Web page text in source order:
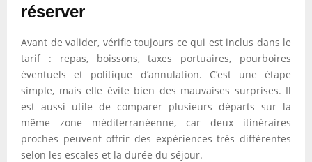
réserver
Avant de valider, vérifie toujours ce qui est inclus dans le
tarif : repas, boissons, taxes portuaires, pourboires
éventuels et politique d’annulation. C’est une étape
simple, mais elle évite bien des mauvaises surprises. Il
est aussi utile de comparer plusieurs départs sur la
même zone méditerranéenne, car deux itinéraires
proches peuvent offrir des expériences très différentes
selon les escales et la durée du séjour.